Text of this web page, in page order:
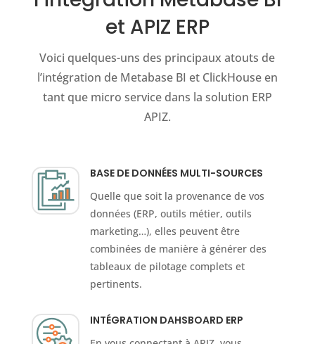
et APIZ ERP
Voici quelques-uns des principaux atouts de
l’intégration de Metabase BI et ClickHouse en
tant que micro service dans la solution ERP
APIZ.
BASE DE DONNÉES MULTI-SOURCES
Quelle que soit la provenance de vos
données (ERP, outils métier, outils
marketing…), elles peuvent être
combinées de manière à générer des
tableaux de pilotage complets et
pertinents.
INTÉGRATION DAHSBOARD ERP